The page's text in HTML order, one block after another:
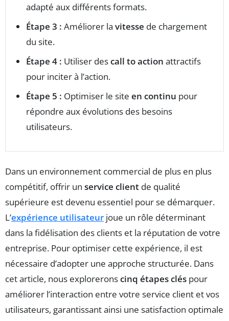
adapté aux différents formats.
Étape 3 : Améliorer la vitesse de chargement
du site.
Étape 4 : Utiliser descall to action attractifs
pour inciter à l’action.
Étape 5 : Optimiser le site en continu pour
répondre aux évolutions des besoins
utilisateurs.
Dans un environnement commercial de plus en plus
compétitif, offrir un service client de qualité
supérieure est devenu essentiel pour se démarquer.
L’expérience utilisateur joue un rôle déterminant
dans la fidélisation des clients et la réputation de votre
entreprise. Pour optimiser cette expérience, il est
nécessaire d’adopter une approche structurée. Dans
cet article, nous exploreronscinq étapes clés pour
améliorer l’interaction entre votre service client et vos
utilisateurs, garantissant ainsi une satisfaction optimale